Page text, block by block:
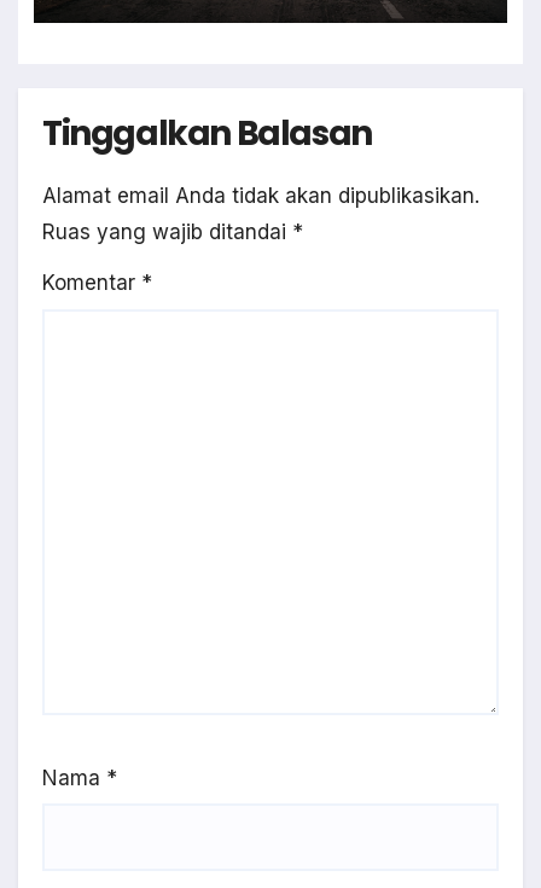
Tinggalkan Balasan
Alamat email Anda tidak akan dipublikasikan.
Ruas yang wajib ditandai *
Komentar *
Nama *